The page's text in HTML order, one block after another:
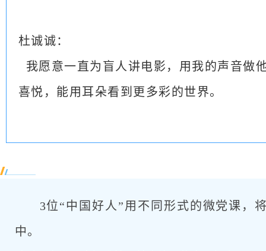
杜诚诚：
我愿意一直为盲人讲电影，用我的声音做
喜悦，能用耳朵看到更多彩的世界。
3位“中国好人”用不同形式的微党课，
中。